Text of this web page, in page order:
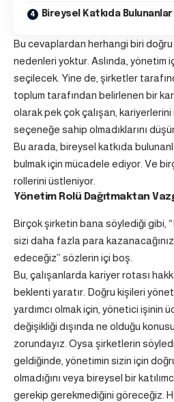
Bireysel Katkıda
Bu cevaplardan herhangi biri
nedenleri yoktur. Aslında, yönetim
seçilecek. Yine de, şirketler
toplum tarafından belirlenen bir
olarak pek çok çalışan,
seçeneğe sahip olmadıklarını
Bu arada, bireysel katkıda
bulmak için mücadele ediyor. Ve
rollerini üstleniyor.
Yönetim Rolü Dağıtmaktan
Birçok şirketin bana söylediği gibi,
sizi daha fazla para
edeceğiz’’ sözlerin içi boş.
Bu, çalışanlarda kariyer rotası
beklenti yaratır. Doğru kişileri
yardımcı olmak için, yönetici işinin
değişikliği dışında ne olduğu
zorundayız. Oysa şirketlerin
geldiğinde, yönetimin sizin için
olmadığını veya bireysel bir
gerekip gerekmediğini göreceğiz.